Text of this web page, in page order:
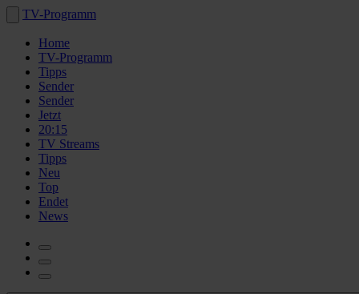
TV-Programm
Home
TV-Programm
Tipps
Sender
Sender
Jetzt
20:15
TV Streams
Tipps
Neu
Top
Endet
News